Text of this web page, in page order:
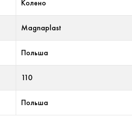
Колено
Magnaplast
Польша
110
Польша